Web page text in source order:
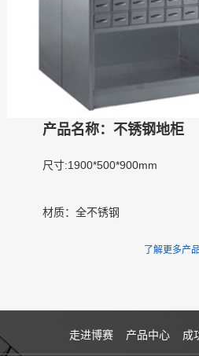
产品名称：不锈钢地柜
尺寸:1900*500*900mm
材质：全不锈钢
了解更多产品
走进博赛 产品中心 成